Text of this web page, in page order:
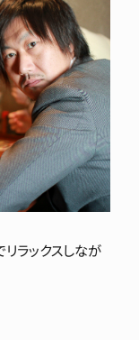
ラックスしなが